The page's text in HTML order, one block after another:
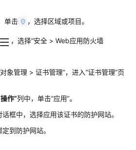
单击
，选择区域或项目。
，选择“安全 > Web应用防火墙
对象管理 > 证书管理”，进入“证书管理”页
作”列中，单击“应用”。
话框中，选择应用该证书的防护网站。
到防护网站。